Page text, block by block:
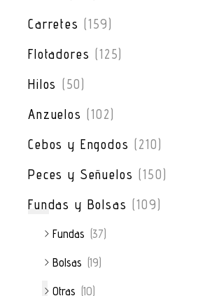
Carretes (159)
Flotadores (125)
Hilos (50)
Anzuelos (102)
Cebos y Engodos (210)
Peces y Señuelos (150)
Fundas y Bolsas (109)
Fundas (37)
Bolsas (19)
Otras (10)